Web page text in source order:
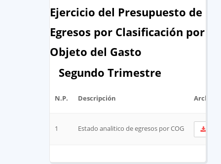
Ejercicio del Presupuesto de
Egresos por Clasificación por
Objeto del Gasto
Segundo Trimestre
N.P. Descripción Archivo
1 Estado analitico de egresos por COG